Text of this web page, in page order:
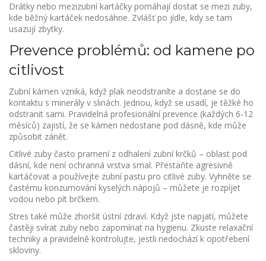
Drátky nebo mezizubní kartáčky pomáhají dostat se mezi zuby,
kde běžný kartáček nedosáhne. Zvlášť po jídle, kdy se tam
usazují zbytky.
Prevence problémů: od kamene po
citlivost
Zubní kámen vzniká, když plak neodstraníte a dostane se do
kontaktu s minerály v slinách. Jednou, když se usadí, je těžké ho
odstranit sami. Pravidelná profesionální prevence (každých 6‑12
měsíců) zajistí, že se kámen nedostane pod dásně, kde může
způsobit zánět.
Citlivé zuby často pramení z odhalení zubní krčků – oblast pod
dásní, kde není ochranná vrstva smal. Přestaňte agresivně
kartáčovat a používejte zubní pastu pro citlivé zuby. Vyhněte se
častému konzumování kyselých nápojů – můžete je rozpíjet
vodou nebo pít brčkem.
Stres také může zhoršit ústní zdraví. Když jste napjatí, můžete
častěji svírat zuby nebo zapomínat na hygienu. Zkuste relaxační
techniky a pravidelně kontrolujte, jestli nedochází k opotřebení
skloviny.